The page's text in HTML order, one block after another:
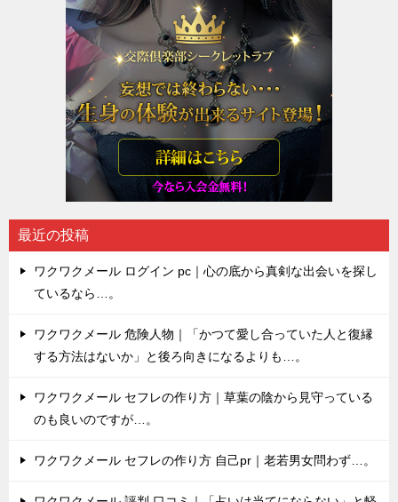
最近の投稿
ワクワクメール ログイン pc｜心の底から真剣な出会いを探し
ているなら…。
ワクワクメール 危険人物｜「かつて愛し合っていた人と復縁
する方法はないか」と後ろ向きになるよりも…。
ワクワクメール セフレの作り方｜草葉の陰から見守っている
のも良いのですが…。
ワクワクメール セフレの作り方 自己pr｜老若男女問わず…。